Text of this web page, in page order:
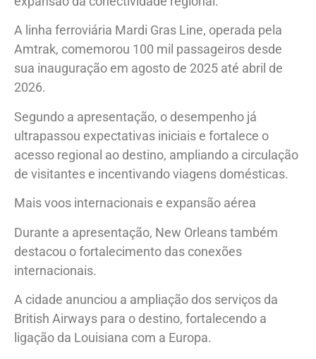
A linha ferroviária Mardi Gras Line, operada pela
Amtrak, comemorou 100 mil passageiros desde
sua inauguração em agosto de 2025 até abril de
2026.
Segundo a apresentação, o desempenho já
ultrapassou expectativas iniciais e fortalece o
acesso regional ao destino, ampliando a circulação
de visitantes e incentivando viagens domésticas.
Mais voos internacionais e expansão aérea
Durante a apresentação, New Orleans também
destacou o fortalecimento das conexões
internacionais.
A cidade anunciou a ampliação dos serviços da
British Airways para o destino, fortalecendo a
ligação da Louisiana com a Europa.